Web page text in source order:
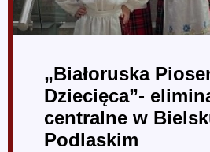
„Białoruska
Dziecięca”-
centralne w
Podlaskim